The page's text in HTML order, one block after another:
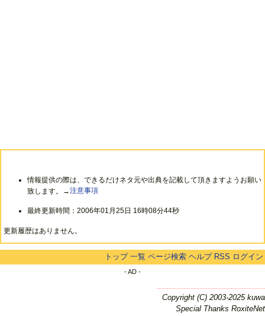
情報提供の際は、できるだけネタ元や出典を記載して頂きますようお願い
致します。→注意事項
最終更新時間：2006年01月25日 16時08分44秒
更新履歴はありません。
トップ 一覧 ページ検索 ヘルプ RSS ログイン
- AD -
Copyright (C) 2003-2025 kuwa
Special Thanks RoxiteNet